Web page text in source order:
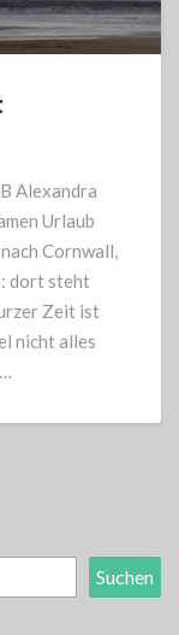
Alexandra
Urlaub
Cornwall,
dort steht
Zeit ist
nicht alles
Suchen